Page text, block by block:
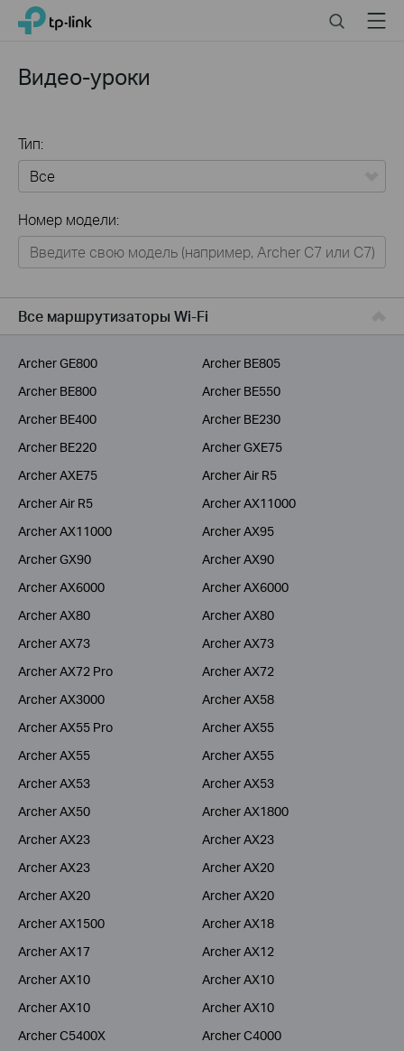
Click
navigation
TP-Link, Reliably Smart SearchMenu
Видео-уроки
Тип:
Для дома
Умный дом
Для операторов связи
Номер модели:
Все маршрутизаторы Wi-Fi
Archer GE800
Archer BE805
Archer BE800
Archer BE550
Archer BE400
Archer BE230
Archer BE220
Archer GXE75
Archer AXE75
Archer Air R5
Archer Air R5
Archer AX11000
Archer AX11000
Archer AX95
Archer GX90
Archer AX90
Archer AX6000
Archer AX6000
Archer AX80
Archer AX80
Archer AX73
Archer AX73
Archer AX72 Pro
Archer AX72
Archer AX3000
Archer AX58
Archer AX55 Pro
Archer AX55
Archer AX55
Archer AX55
Archer AX53
Archer AX53
Archer AX50
Archer AX1800
Archer AX23
Archer AX23
Archer AX23
Archer AX20
Archer AX20
Archer AX20
Archer AX1500
Archer AX18
Archer AX17
Archer AX12
Archer AX10
Archer AX10
Archer AX10
Archer AX10
Archer C5400X
Archer C4000